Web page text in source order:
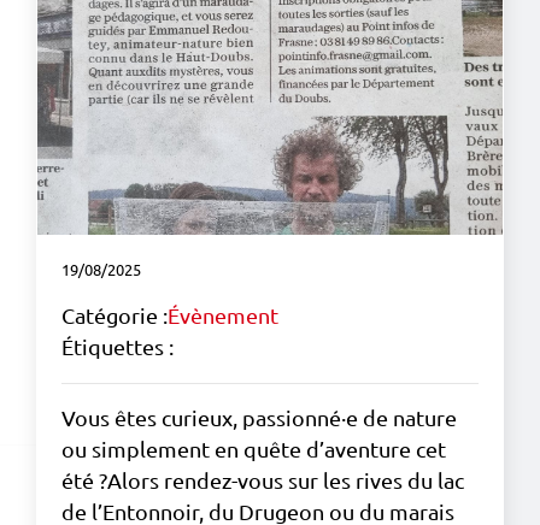
19/08/2025
Catégorie :Évènement
Étiquettes :
Vous êtes curieux, passionné·e de nature
ou simplement en quête d’aventure cet
été ?Alors rendez-vous sur les rives du lac
de l’Entonnoir, du Drugeon ou du marais